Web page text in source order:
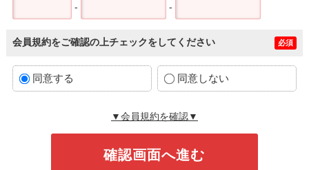
- -
会員規約をご確認の上チェックをしてください 必須
同意する 同意しない
▼会員規約を確認▼